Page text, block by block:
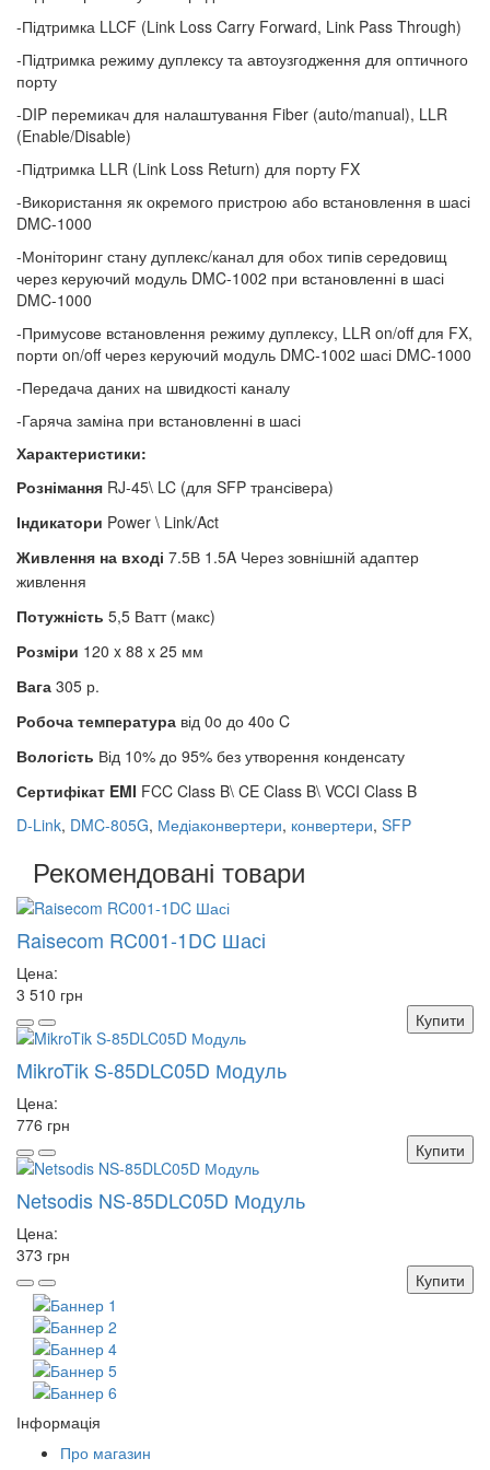
-Підтримка LLCF (Link Loss Carry Forward, Link Pass Through)
-Підтримка режиму дуплексу та автоузгодження для оптичного
порту
-DIP перемикач для налаштування Fiber (auto/manual), LLR
(Enable/Disable)
-Підтримка LLR (Link Loss Return) для порту FX
-Використання як окремого пристрою або встановлення в шасі
DMC-1000
-Моніторинг стану дуплекс/канал для обох типів середовищ
через керуючий модуль DMC-1002 при встановленні в шасі
DMC-1000
-Примусове встановлення режиму дуплексу, LLR on/off для FX,
порти on/off через керуючий модуль DMC-1002 шасі DMC-1000
-Передача даних на швидкості каналу
-Гаряча заміна при встановленні в шасі
Характеристики:
Рознімання RJ-45\ LC (для SFP трансівера)
Індикатори Power \ Link/Act
Живлення на вході 7.5В 1.5A Через зовнішній адаптер
живлення
Потужність 5,5 Ватт (макс)
Розміри 120 x 88 x 25 мм
Вага 305 р.
Робоча температура від 0o до 40o C
Вологість Від 10% до 95% без утворення конденсату
Сертифікат EMI FCC Class B\ CE Class B\ VCCI Class B
D-Link, DMC-805G, Медіаконвертери, конвертери, SFP
Рекомендовані товари
Raisecom RC001-1DC Шасі
Цена:
3 510 грн
Купити
MikroTik S-85DLC05D Модуль
Цена:
776 грн
Купити
Netsodis NS-85DLC05D Модуль
Цена:
373 грн
Купити
Інформація
Про магазин